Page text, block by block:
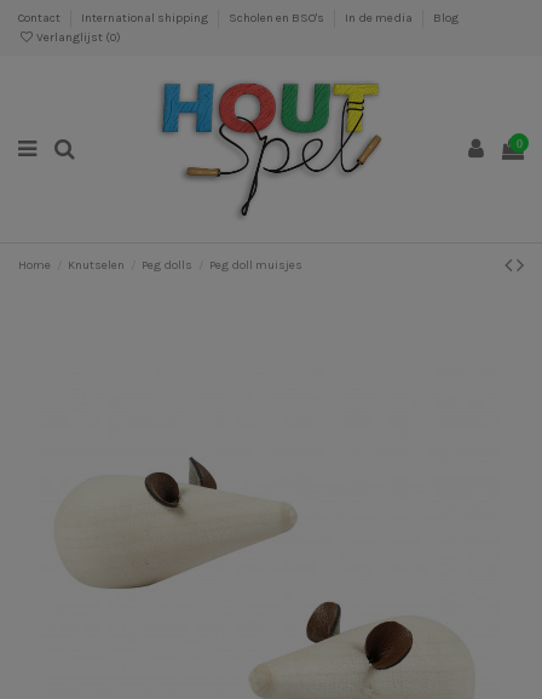
Contact International shipping Scholen en BSO's In de media
Blog
Verlanglijst (0)
0
Home Knutselen Peg dolls Peg doll muisjes